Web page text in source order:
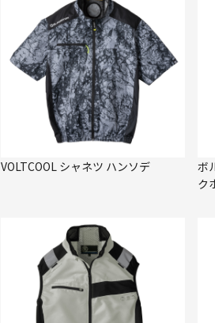
VOLTCOOL シャネツ ハンソデ
ボ
ク